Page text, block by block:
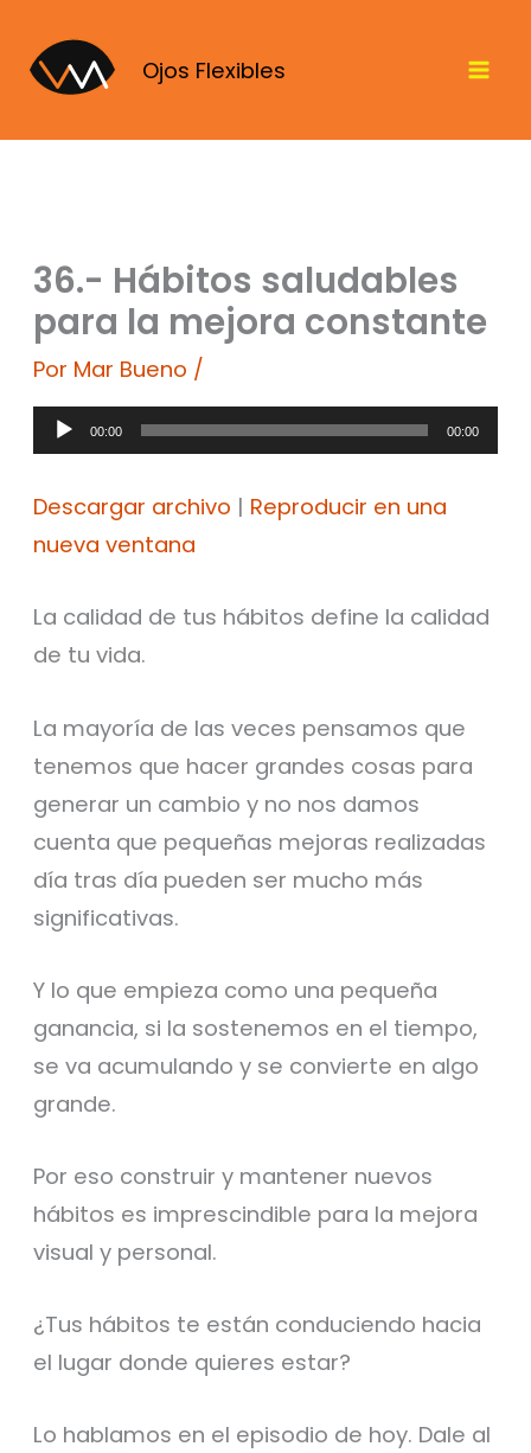
contenido
Ojos Flexibles
36.- Hábitos saludables
para la mejora constante
Por Mar Bueno /
Reproductor
de
audio
00:00 00:00
Descargar archivo | Reproducir en una
nueva ventana
La calidad de tus hábitos define la calidad
de tu vida.
La mayoría de las veces pensamos que
tenemos que hacer grandes cosas para
generar un cambio y no nos damos
cuenta que pequeñas mejoras realizadas
día tras día pueden ser mucho más
significativas.
Y lo que empieza como una pequeña
ganancia, si la sostenemos en el tiempo,
se va acumulando y se convierte en algo
grande.
Por eso construir y mantener nuevos
hábitos es imprescindible para la mejora
visual y personal.
¿Tus hábitos te están conduciendo hacia
el lugar donde quieres estar?
Lo hablamos en el episodio de hoy. Dale al